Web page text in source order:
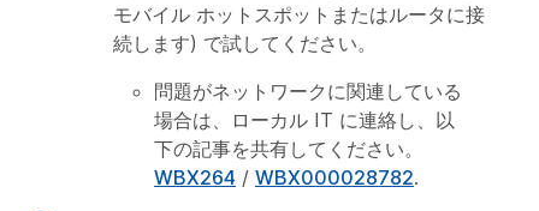
モバイル ホットスポットまたはルータに接
続します) で試してください。
問題がネットワークに関連している
場合は、ローカル IT に連絡し、以
下の記事を共有してください。
WBX264 / WBX000028782.